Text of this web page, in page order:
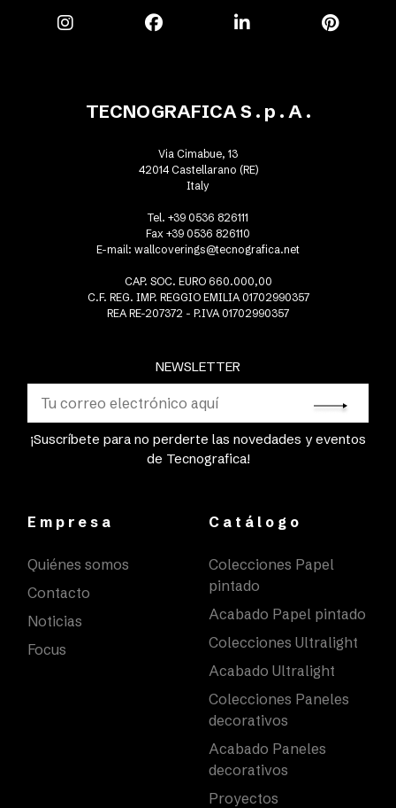
NEWSLETTER
¡Suscríbete para no perderte las novedades y eventos
de Tecnografica!
TECNOGRAFICA S . p . A .
Via Cimabue, 13
42014 Castellarano (RE)
Italy
Tel. +39 0536 826111
Fax +39 0536 826110
E-mail: wallcoverings@tecnografica.net
CAP. SOC. EURO 660.000,00
C.F. REG. IMP. REGGIO EMILIA 01702990357
REA RE-207372 - P.IVA 01702990357
Empresa
Quiénes somos
Contacto
Noticias
Focus
Catálogo
Colecciones Papel
pintado
Acabado Papel pintado
Colecciones Ultralight
Acabado Ultralight
Colecciones Paneles
decorativos
Acabado Paneles
decorativos
Proyectos